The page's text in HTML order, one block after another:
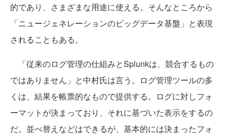
的であり、さまざまな用途に使える。そんなところから
「ニュージェネレーションのビッグデータ基盤」と表現
されることもある。
「従来のログ管理の仕組みとSplunkは、競合するもの
ではありません」と中村氏は言う。ログ管理ツールの多
くは、結果を帳票的なもので提供する。ログに対しフォ
ーマットが決まっており、それに基づいた表示をするの
だ。並べ替えなどはできるが、基本的には決まったフォ